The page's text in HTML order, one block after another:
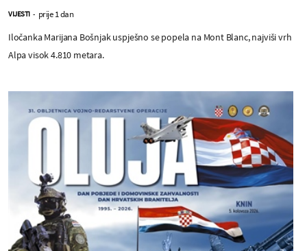
VIJESTI - prije 1 dan
Iločanka Marijana Bošnjak uspješno se popela na Mont Blanc, najviši vrh
Alpa visok 4.810 metara.